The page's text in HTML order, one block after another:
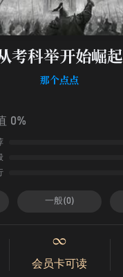
考科举开始崛起
那个点点
0%
一般(0)
会员卡可读